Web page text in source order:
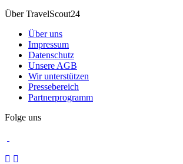
Über TravelScout24
Über uns
Impressum
Datenschutz
Unsere AGB
Wir unterstützen
Pressebereich
Partnerprogramm
Folge uns